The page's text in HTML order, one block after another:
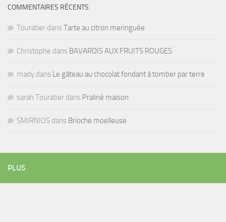
COMMENTAIRES RÉCENTS
Touratier dans Tarte au citron meringuée
Christophe dans BAVAROIS AUX FRUITS ROUGES
mady dans Le gâteau au chocolat fondant à tomber par terre
sarah Touratier dans Praliné maison
SMIRNIOS dans Brioche moelleuse
PLUS